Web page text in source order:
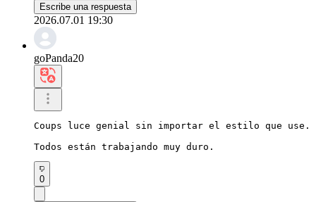
Escribe una respuesta
2026.07.01 19:30
goPanda20
Coups luce genial sin importar el estilo que use.
Todos están trabajando muy duro.
0